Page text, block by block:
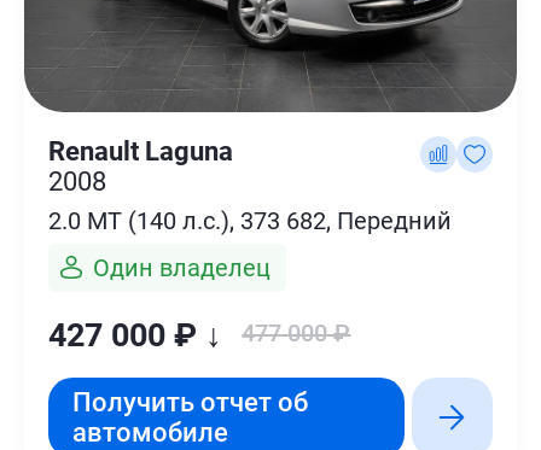
Renault Laguna
2008
2.0 MT (140 л.с.), 373 682, Передний
Один владелец
427 000 ₽ ↓ 477 000 ₽
Получить отчет об
автомобиле